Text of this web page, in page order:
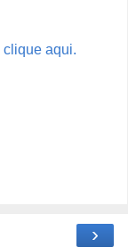
clique aqui.
›